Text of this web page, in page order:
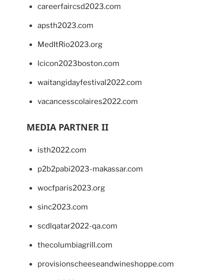
careerfaircsd2023.com
apsth2023.com
MedItRio2023.org
lcicon2023boston.com
waitangidayfestival2022.com
vacancesscolaires2022.com
MEDIA PARTNER II
isth2022.com
p2b2pabi2023-makassar.com
wocfparis2023.org
sinc2023.com
scdlqatar2022-qa.com
thecolumbiagrill.com
provisionscheeseandwineshoppe.com